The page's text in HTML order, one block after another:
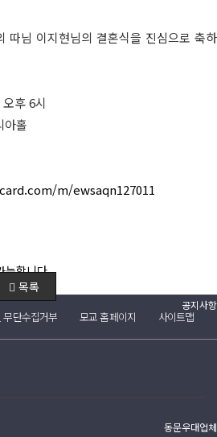
공지사항
동문우대업체
따님 이지현님의 결혼식을 진심으로 축하
후 6시
아홀
m/ewsaqn127011
능합니다.
목록
무단수집거부 모교 홈페이지 사이트맵